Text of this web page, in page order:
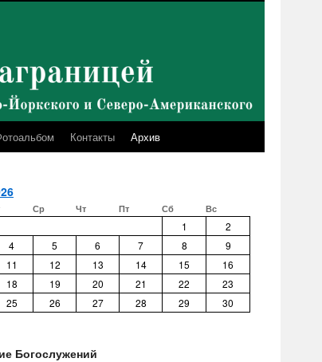
Контакты Архив
Ср Чт Пт Сб Вс
1
2
4 5 6 7 8
9
11 12 13 14 15
16
18 19 20 21 22
23
25 26 27 28 29
30
Богослужений